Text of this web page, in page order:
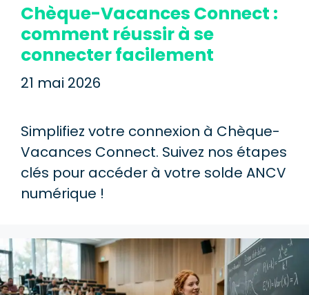
Chèque-Vacances Connect :
comment réussir à se
connecter facilement
21 mai 2026
Simplifiez votre connexion à Chèque-
Vacances Connect. Suivez nos étapes
clés pour accéder à votre solde ANCV
numérique !